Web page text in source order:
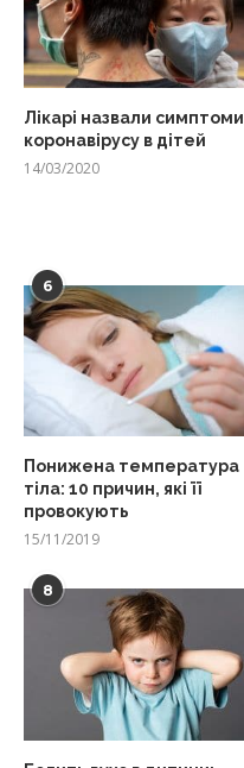
Лікарі назвали симптоми
коронавірусу в дітей
14/03/2020
6
Понижена температура
тіла: 10 причин, які її
провокують
15/11/2019
8